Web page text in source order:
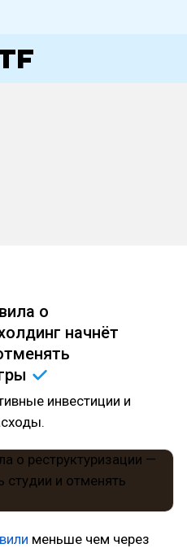
о
начнёт
инвестиции и
меньше чем через